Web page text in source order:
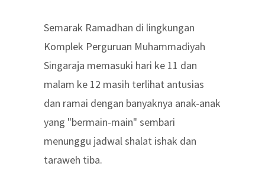
Semarak Ramadhan di lingkungan
Komplek Perguruan Muhammadiyah
Singaraja memasuki hari ke 11 dan
malam ke 12 masih terlihat antusias
dan ramai dengan banyaknya anak-anak
yang "bermain-main" sembari
menunggu jadwal shalat ishak dan
taraweh tiba.